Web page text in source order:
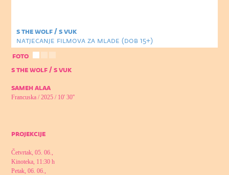
s the wolf / s vuk
natjecanje filmova za mlade (dob 15+)
foto
s the wolf / s vuk
sameh alaa
Francuska / 2025 / 10' 30''
projekcije
Četvrtak, 05. 06.,
Kinoteka, 11:30 h
Petak, 06. 06.,